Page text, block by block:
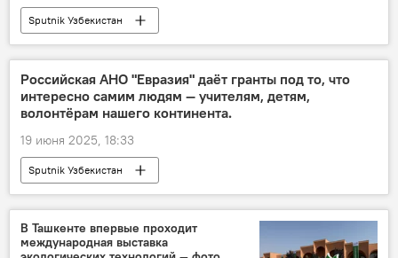
Sputnik Узбекистан
Российская АНО "Евразия" даёт гранты под то, что
интересно самим людям — учителям, детям,
волонтёрам нашего континента.
19 июня 2025, 18:33
Sputnik Узбекистан
В Ташкенте впервые проходит
международная выставка